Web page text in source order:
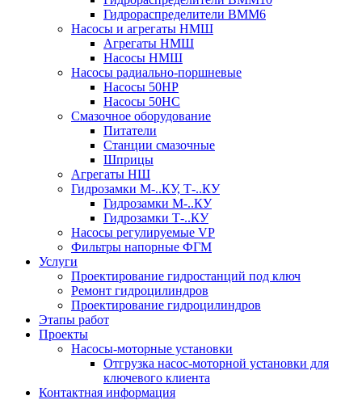
Гидрораспределители ВММ6
Насосы и агрегаты НМШ
Агрегаты НМШ
Насосы НМШ
Насосы радиально-поршневые
Насосы 50НР
Насосы 50НС
Смазочное оборудование
Питатели
Станции смазочные
Шприцы
Агрегаты НШ
Гидрозамки М-..КУ, Т-..КУ
Гидрозамки М-..КУ
Гидрозамки Т-..КУ
Насосы регулируемые VP
Фильтры напорные ФГМ
Услуги
Проектирование гидростанций под ключ
Ремонт гидроцилиндров
Проектирование гидроцилиндров
Этапы работ
Проекты
Насосы-моторные установки
Отгрузка насос-моторной установки для
ключевого клиента
Контактная информация